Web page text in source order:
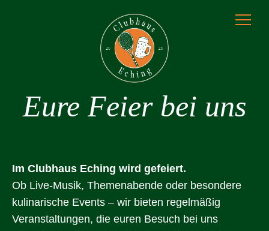
Eure Feier bei uns
Im Clubhaus Eching wird gefeiert.
Ob Live-Musik, Themenabende oder besondere
kulinarische Events – wir bieten regelmäßig
Veranstaltungen, die euren Besuch bei uns